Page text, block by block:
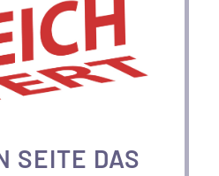
SEITE DAS